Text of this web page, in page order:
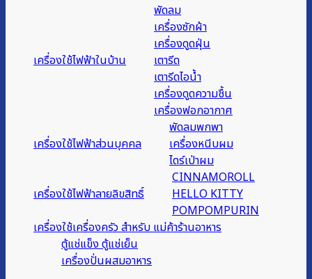
เครื่องใช้ไฟฟ้าในบ้าน
พัดลม
เครื่องซักผ้า
เครื่องดูดฝุ่น
เตารีด
เตารีดไอน้ำ
เครื่องดูดความชื้น
เครื่องฟอกอากาศ
เครื่องใช้ไฟฟ้าส่วนบุคคล
พัดลมพกพา
เครื่องหนีบผม
ไดร์เป่าผม
เครื่องใช้ไฟฟ้าลายลิขสิทธิ์
CINNAMOROLL
HELLO KITTY
POMPOMPURIN
เครื่องใช้เครื่องครัว สำหรับ แม่ค้าร้านอาหาร
ตู้แช่แข็ง ตู้แช่เย็น
เครื่องปั่นผสมอาหาร